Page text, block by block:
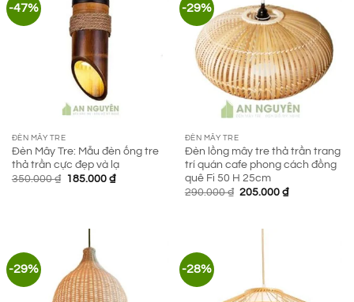
-47%
ĐÈN MÂY TRE
Đèn Mây Tre: Mẫu đèn ống tre
thả trần cực đẹp và lạ
350.000₫ Giá
185.000 ₫Giá
-29%
ĐÈN MÂY TRE
Đèn lồng mây tre thả trần trang
trí quán cafe phong cách đồng
quê Fi 50 H 25cm
290.000₫ Giá
205.000 ₫Giá
-29% -28%